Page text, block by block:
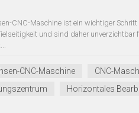
CNC-Maschine ist ein wichtiger
und sind daher
CNC-Maschine CNC-
Horizontales